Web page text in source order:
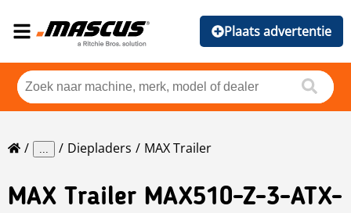
Plaats advertentie
... Diepladers MAX Trailer
MAX Trailer MAX510-Z-3-ATX-